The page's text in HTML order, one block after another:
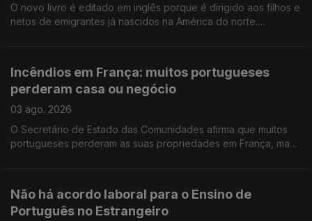
O novo livro é editado em inglês porque é dirigido aos filhos e
netos de emigrantes já nascidos na América do norte.
Incêndios em França: muitos portugueses
perderam casa ou negócio
03 ago. 2026
O Secretário de Estado das Comunidades afirma que muitos
portugueses perderam as suas propriedades em França, mas
Não há acordo laboral para o Ensino de
Português no Estrangeiro